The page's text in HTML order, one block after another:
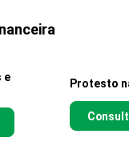
e
Protesto